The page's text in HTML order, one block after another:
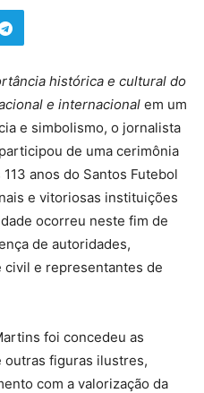
histórica e cultural do
e internacional em um
e simbolismo, o jornalista
de uma cerimônia
anos do Santos Futebol
e vitoriosas instituições
ocorreu neste fim de
de autoridades,
civil e representantes de
foi concedeu as
outras figuras ilustres,
com a valorização da